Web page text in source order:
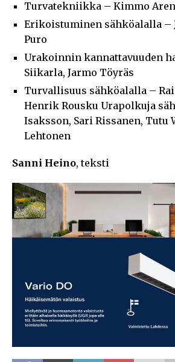
Turvatekniikka – Kimmo
Erikoistuminen sähköalalla –
Puro
Urakoinnin kannattavuuden
Siikarla, Jarmo Töyräs
Turvallisuus sähköalalla –
Henrik Rousku Urapolkuja
Isaksson, Sari Rissanen, Tutu
Lehtonen
Sanni Heino, teksti